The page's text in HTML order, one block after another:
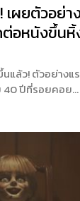
เผยตัวอย่า
ต่อหนังขึ้นหิ้
นแล้ว! ตัวอย่าง
40 ปีที่รอยคอย…